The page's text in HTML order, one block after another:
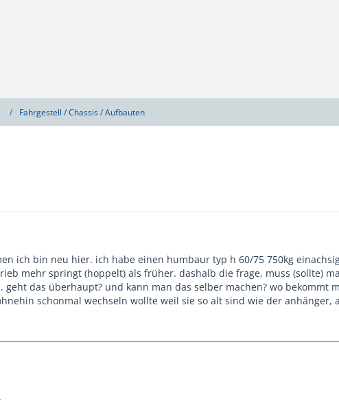
Fahrgestell / Chassis / Aufbauten
ich bin neu hier. ich habe einen humbaur typ h 60/75 750kg
mehr springt (hoppelt) als früher. dashalb die frage, muss (sollte)
geht das überhaupt? und kann man das selber machen? wo
schonmal wechseln wollte weil sie so alt sind wie der